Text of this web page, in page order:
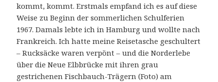
kommt, kommt. Erstmals empfand ich es auf diese
Weise zu Beginn der sommerlichen Schulferien
1967. Damals lebte ich in Hamburg und wollte nach
Frankreich. Ich hatte meine Reisetasche geschultert
– Rucksäcke waren verpönt – und die Norderlebe
über die Neue Elbbrücke mit ihren grau
gestrichenen Fischbauch-Trägern (Foto) am